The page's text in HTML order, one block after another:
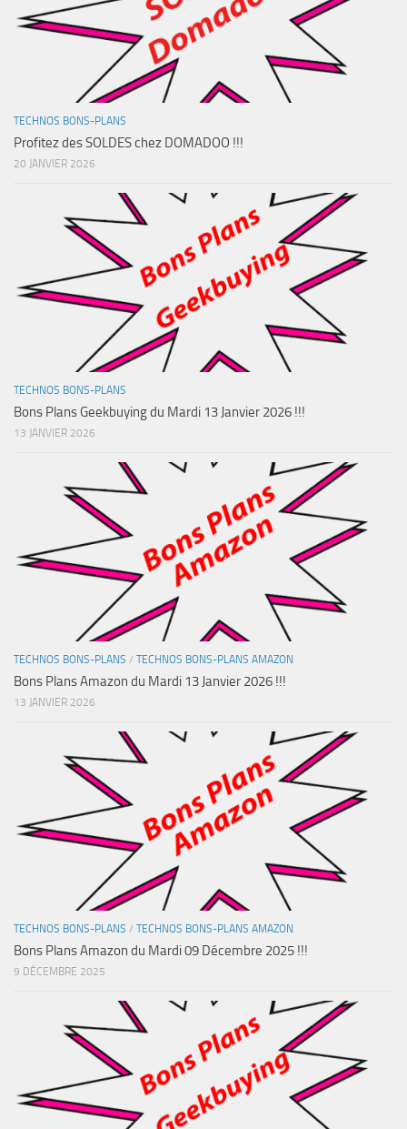
TECHNOS BONS-PLANS
Profitez des SOLDES chez DOMADOO !!!
20 JANVIER 2026
TECHNOS BONS-PLANS
Bons Plans Geekbuying du Mardi 13 Janvier 2026 !!!
13 JANVIER 2026
TECHNOS BONS-PLANS / TECHNOS BONS-PLANS AMAZON
Bons Plans Amazon du Mardi 13 Janvier 2026 !!!
13 JANVIER 2026
TECHNOS BONS-PLANS / TECHNOS BONS-PLANS AMAZON
Bons Plans Amazon du Mardi 09 Décembre 2025 !!!
9 DÉCEMBRE 2025